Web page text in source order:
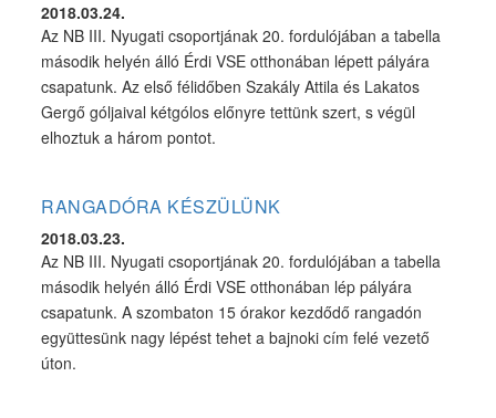
2018.03.24.
Az NB III. Nyugati csoportjának 20. fordulójában a tabella
második helyén álló Érdi VSE otthonában lépett pályára
csapatunk. Az első félidőben Szakály Attila és Lakatos
Gergő góljaival kétgólos előnyre tettünk szert, s végül
elhoztuk a három pontot.
RANGADÓRA KÉSZÜLÜNK
2018.03.23.
Az NB III. Nyugati csoportjának 20. fordulójában a tabella
második helyén álló Érdi VSE otthonában lép pályára
csapatunk. A szombaton 15 órakor kezdődő rangadón
együttesünk nagy lépést tehet a bajnoki cím felé vezető
úton.